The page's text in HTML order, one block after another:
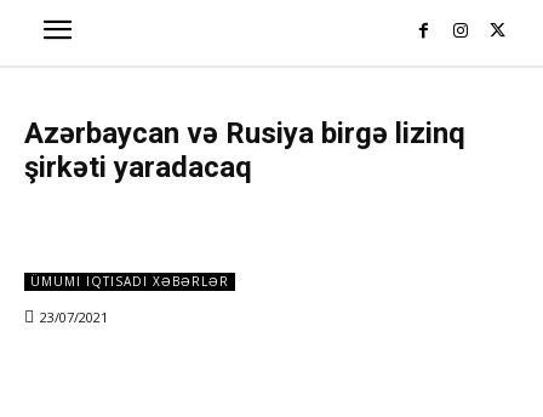
Azərbaycan və Rusiya birgə lizinq
şirkəti yaradacaq
ÜMUMI IQTISADI XƏBƏRLƏR
23/07/2021